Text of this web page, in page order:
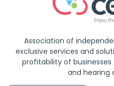
Association of
exclusive services and
profitability of
and hearing